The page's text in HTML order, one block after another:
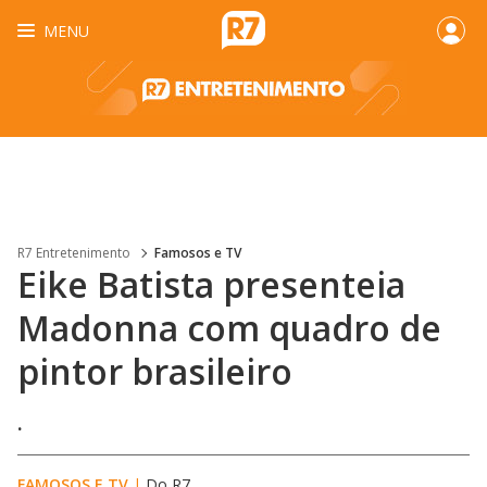
MENU
R7 Entretenimento Famosos e TV
Eike Batista presenteia
Madonna com quadro de
pintor brasileiro
.